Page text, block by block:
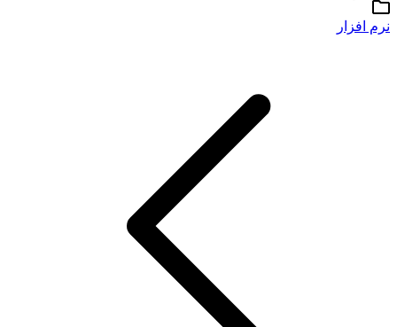
نرم افزار